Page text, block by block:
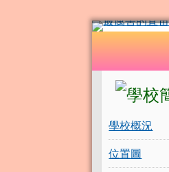
花蓮縣立國
導覽列
左邊
學校概況
位置圖
頁尾區